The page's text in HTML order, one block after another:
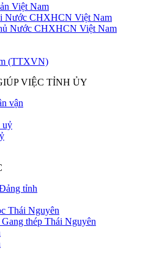
Việt Nam
Nước CHXHCN Việt Nam
Nước CHXHCN Việt Nam
(TTXVN)
VIỆC TỈNH ỦY
vận
uỷ
tỉnh
Thái Nguyên
thép Thái Nguyên